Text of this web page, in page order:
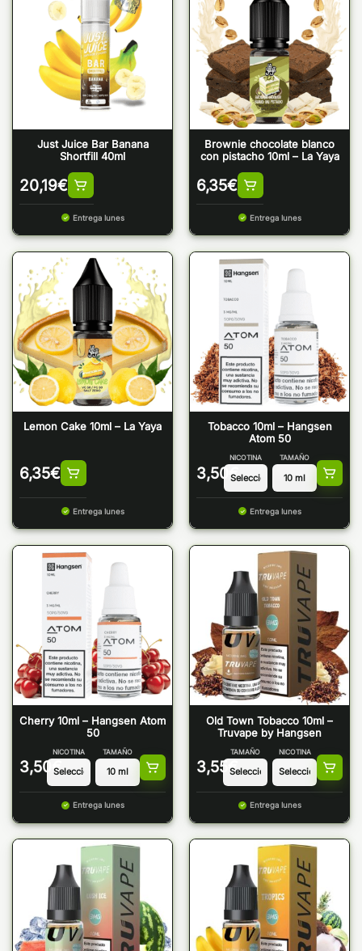
Just Juice Bar Banana
Shortfill 40ml
20,19€
Entrega lunes
Brownie chocolate blanco
con pistacho 10ml – La Yaya
6,35€
Entrega lunes
Lemon Cake 10ml – La Yaya
6,35€
Entrega lunes
Tobacco 10ml – Hangsen
Atom 50
3,50 €
NICOTINA TAMAÑO
Entrega lunes
Cherry 10ml – Hangsen Atom
50
3,50 €
NICOTINA TAMAÑO
Entrega lunes
Old Town Tobacco 10ml –
Truvape by Hangsen
3,55 €
TAMAÑO NICOTINA
Entrega lunes